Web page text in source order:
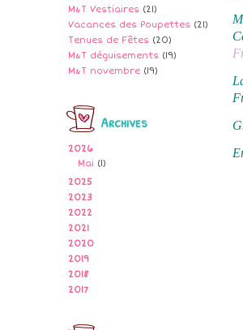
M&T Vestiaires (21)
Vacances des Poupettes (21)
Tenues de Fêtes (20)
M&T déguisements (19)
M&T novembre (19)
Archives
2026
Mai (1)
2025
2023
2022
2021
2020
2019
2018
2017